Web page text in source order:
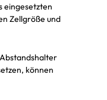
eingesetzten
Zellgröße und
können